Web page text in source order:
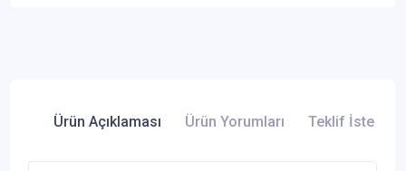
Ürün Açıklaması Ürün Yorumları Teklif İste